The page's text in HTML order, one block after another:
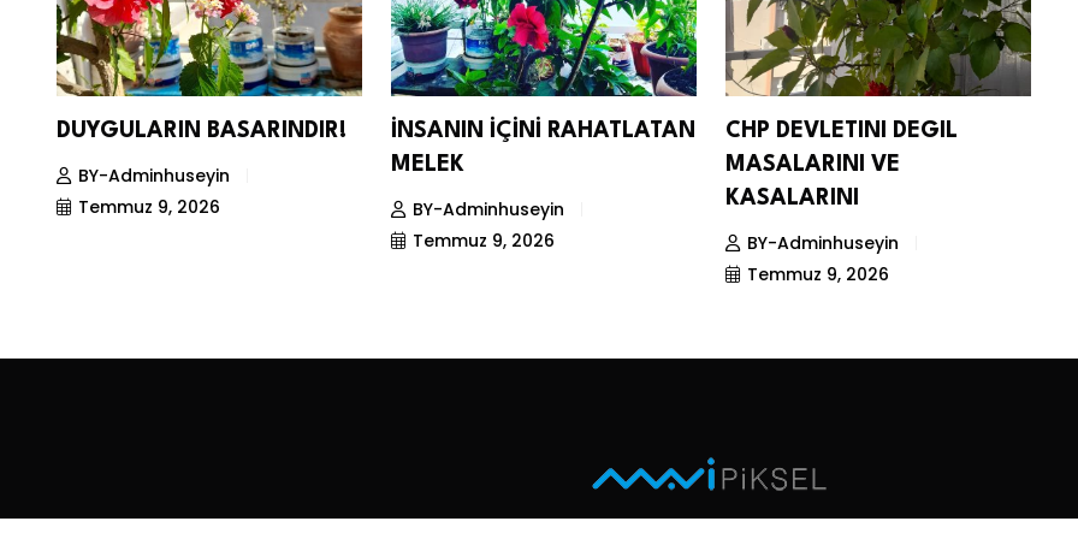
DUYGULARIN BASARINDIR!
BY-Adminhuseyin
Temmuz 9, 2026
İNSANIN İÇİNİ RAHATLATAN
MELEK
BY-Adminhuseyin
Temmuz 9, 2026
CHP DEVLETINI DEGIL
MASALARINI VE
KASALARINI
BY-Adminhuseyin
Temmuz 9, 2026